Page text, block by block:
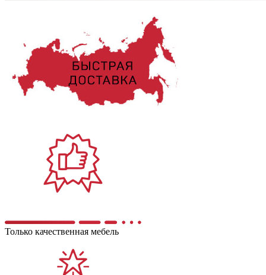
Только качественная мебель